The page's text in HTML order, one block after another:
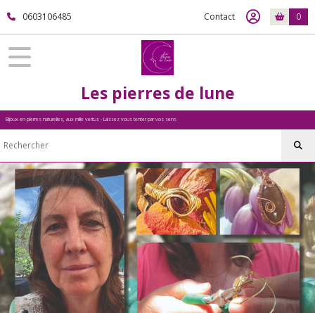
0603106485 Contact 0
Les pierres de lune
Bijoux en pierres naturelles, aux mille vertus - Laissez vous tenter par vos sens